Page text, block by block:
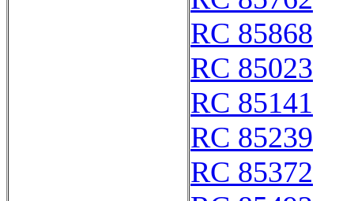
RC 85868
RC 85023
RC 85141
RC 85239
RC 85372